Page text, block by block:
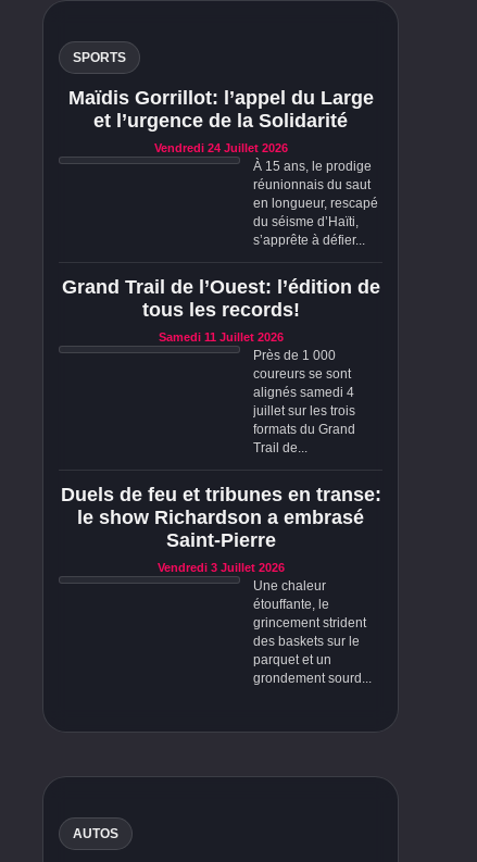
SPORTS
Maïdis Gorrillot: l’appel du Large
et l’urgence de la Solidarité
Vendredi 24 Juillet 2026
À 15 ans, le prodige
réunionnais du saut
en longueur, rescapé
du séisme d’Haïti,
s’apprête à défier...
Grand Trail de l’Ouest: l’édition de
tous les records!
Samedi 11 Juillet 2026
Près de 1 000
coureurs se sont
alignés samedi 4
juillet sur les trois
formats du Grand
Trail de...
Duels de feu et tribunes en transe:
le show Richardson a embrasé
Saint-Pierre
Vendredi 3 Juillet 2026
Une chaleur
étouffante, le
grincement strident
des baskets sur le
parquet et un
grondement sourd...
AUTOS